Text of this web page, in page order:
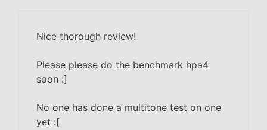
Nice thorough review!
Please please do the benchmark hpa4
soon :]
No one has done a multitone test on one
yet :[